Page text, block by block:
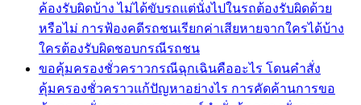
ค้องรับผิดบ้าง ไม่ได้ขับรถแต่นั่งไปในรถต้องรับผิดด้วย
หรือไม่ การฟ้องคดีรถชนเรียกค่าเสียหายจากใครได้บ้าง
ใครต้องรับผิดชอบกรณีรถชน
ขอคุ้มครองชั่วคราวกรณีฉุกเฉินคืออะไร โดนคำสั่ง
คุ้มครองชั่วคราวแก้ปัญหาอย่างไร การคัดค้านการขอ